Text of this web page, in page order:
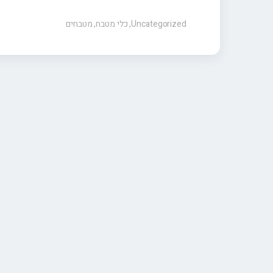
Uncategorized
,כלי מטבח,מטבחים